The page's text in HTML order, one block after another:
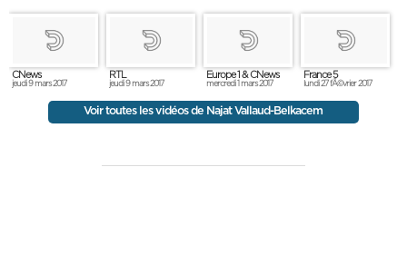
CNews
jeudi 9 mars 2017
RTL
jeudi 9 mars 2017
Europe 1 & CNews
mercredi 1 mars 2017
France 5
lundi 27 fÃ©vrier 2017
Voir toutes les vidéos de Najat Vallaud-Belkacem